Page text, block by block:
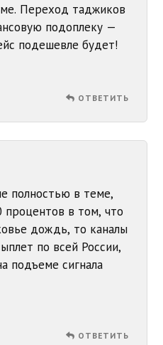
Переход таджиков
подоплеку —
подешевле будет!
ОТВЕТИТЬ
полностью в теме,
процентов в том, что
дождь, то каналы
по всей России,
подъеме сигнала
ОТВЕТИТЬ